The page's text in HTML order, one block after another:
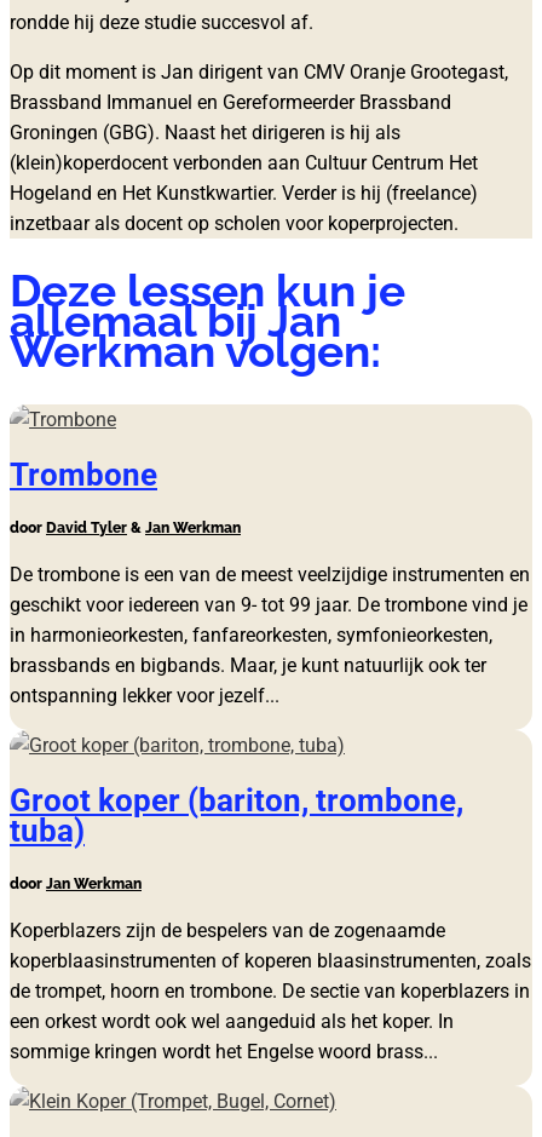
rondde hij deze studie succesvol af.
Op dit moment is Jan dirigent van CMV Oranje Grootegast,
Brassband Immanuel en Gereformeerder Brassband
Groningen (GBG). Naast het dirigeren is hij als
(klein)koperdocent verbonden aan Cultuur Centrum Het
Hogeland en Het Kunstkwartier. Verder is hij (freelance)
inzetbaar als docent op scholen voor koperprojecten.
Deze lessen kun je
allemaal bij Jan
Werkman volgen:
Trombone
door David Tyler & Jan Werkman
De trombone is een van de meest veelzijdige instrumenten en
geschikt voor iedereen van 9- tot 99 jaar. De trombone vind je
in harmonieorkesten, fanfareorkesten, symfonieorkesten,
brassbands en bigbands. Maar, je kunt natuurlijk ook ter
ontspanning lekker voor jezelf...
Groot koper (bariton, trombone,
tuba)
door Jan Werkman
Koperblazers zijn de bespelers van de zogenaamde
koperblaasinstrumenten of koperen blaasinstrumenten, zoals
de trompet, hoorn en trombone. De sectie van koperblazers in
een orkest wordt ook wel aangeduid als het koper. In
sommige kringen wordt het Engelse woord brass...